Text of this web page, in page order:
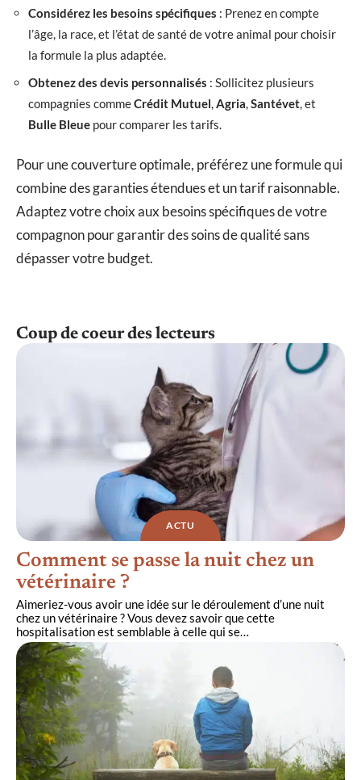
Considérez les besoins spécifiques : Prenez en compte
l’âge, la race, et l’état de santé de votre animal pour choisir
la formule la plus adaptée.
Obtenez des devis personnalisés : Sollicitez plusieurs
compagnies commeCrédit Mutuel,Agria,Santévet, et
Bulle Bleue pour comparer les tarifs.
Pour une couverture optimale, préférez une formule qui
combine des garanties étendues et un tarif raisonnable.
Adaptez votre choix aux besoins spécifiques de votre
compagnon pour garantir des soins de qualité sans
dépasser votre budget.
Coup de coeur des lecteurs
ACTU
Comment se passe la nuit chez un
vétérinaire ?
Aimeriez-vous avoir une idée sur le déroulement d’une nuit
chez un vétérinaire ? Vous devez savoir que cette
hospitalisation est semblable à celle qui se…